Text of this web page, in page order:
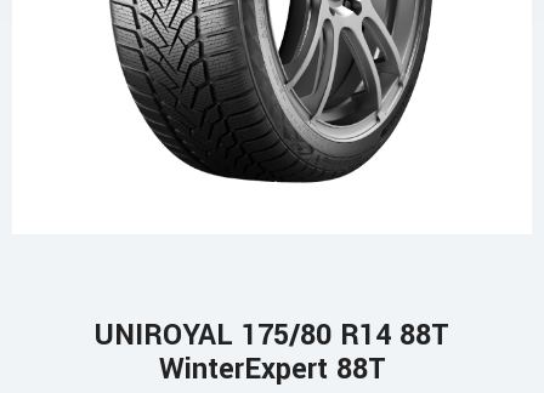
UNIROYAL 175/80 R14 88T
WinterExpert 88T